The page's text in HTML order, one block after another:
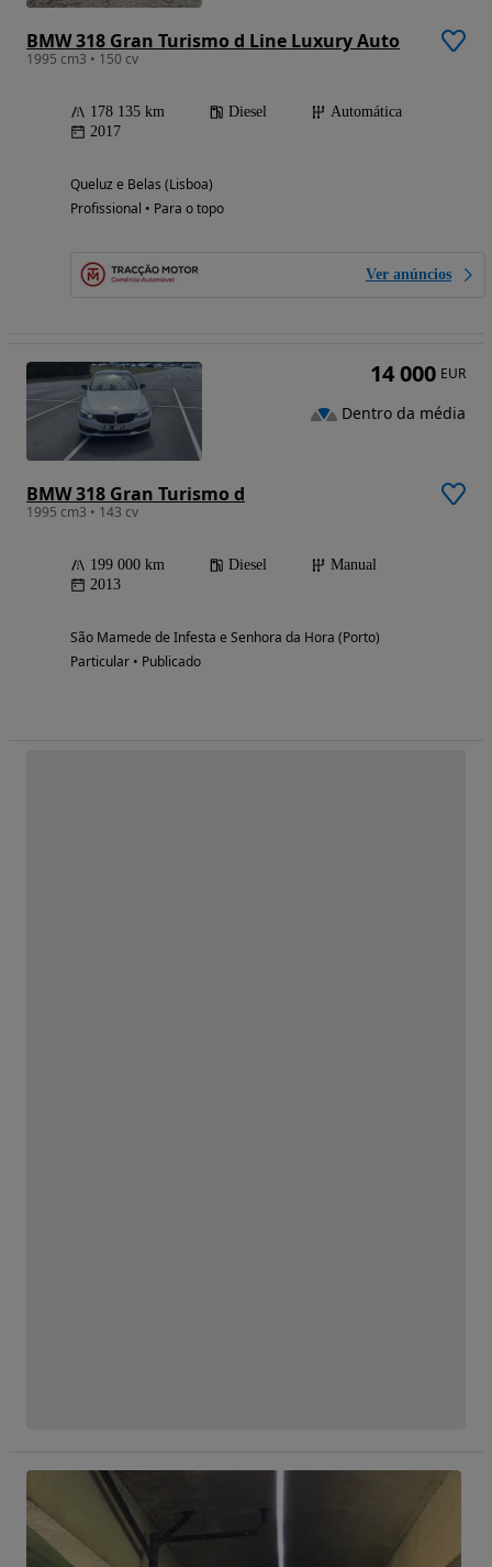
BMW 318 Gran Turismo d Line Luxury Auto
1995 cm3 • 150 cv
178 135 km Diesel
Automática
2017
Queluz e Belas (Lisboa)
Profissional • Para o topo
Ver anúncios
BMW 318 Gran Turismo d
1995 cm3 • 143 cv
199 000 km Diesel
Manual
2013
São Mamede de Infesta e Senhora da Hora (Porto)
Particular • Publicado
14 000 EUR
Dentro da média